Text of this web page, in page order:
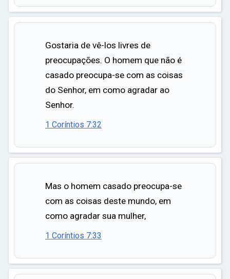
Gostaria de vê-los livres de
preocupações. O homem que não é
casado preocupa-se com as coisas
do Senhor, em como agradar ao
Senhor.
1 Coríntios 7:32
Mas o homem casado preocupa-se
com as coisas deste mundo, em
como agradar sua mulher,
1 Coríntios 7:33